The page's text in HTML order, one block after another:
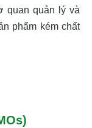
quan quản lý và
phẩm kém chất